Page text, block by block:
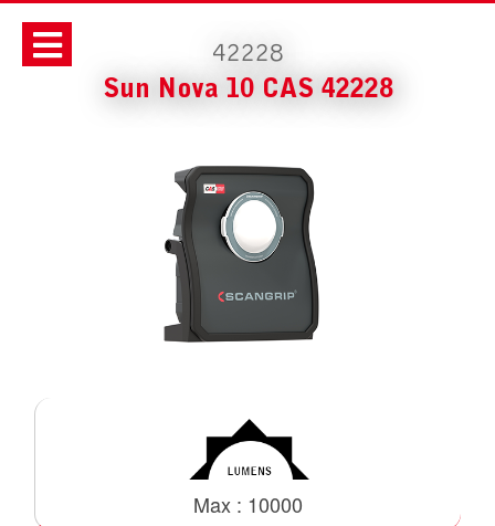
42228
Sun Nova 10 CAS 42228
Max : 10000